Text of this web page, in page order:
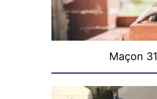
Maçon 31